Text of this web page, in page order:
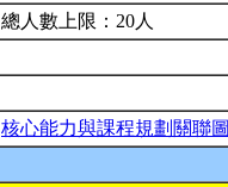
總人數上限：20人
核心能力與課程規劃關聯圖